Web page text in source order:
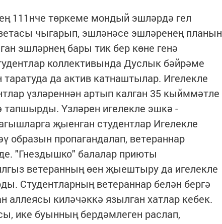
111нче төркеме мондый эшләрдә гел
чыгарып, эшләнәсе эшләренең планын
эшләрнең бары тик бер көне генә
коллективында Дуслык бәйрәме
да актив катнаштылар. Игелекле
үзләреннән артып калган 35 кыйммәтле
тапшырды. Үзләрен игелекле эшкә -
җыенган студентлар Игелекле
образын пропагандалап, ветераннар
"Гнездышко" балалар приюты
ветеранның өен җыештыру да игелекле
Студентларның ветераннар белән бергә
киләчәккә язылган хатлар кебек.
ике буынның бердәмлеген раслап,